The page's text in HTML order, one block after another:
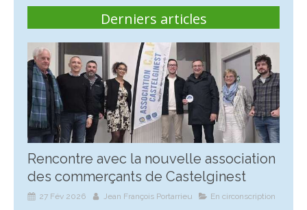
Derniers articles
Rencontre avec la nouvelle association
des commerçants de Castelginest
27 Fév 2026 Jean François Portarrieu En circonscription